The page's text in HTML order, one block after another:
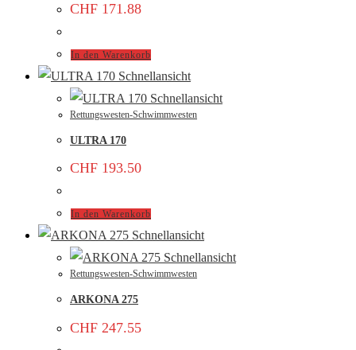
CHF 171.88
In den Warenkorb
Schnellansicht
Schnellansicht
Rettungswesten-Schwimmwesten
ULTRA 170
CHF 193.50
In den Warenkorb
Schnellansicht
Schnellansicht
Rettungswesten-Schwimmwesten
ARKONA 275
CHF 247.55